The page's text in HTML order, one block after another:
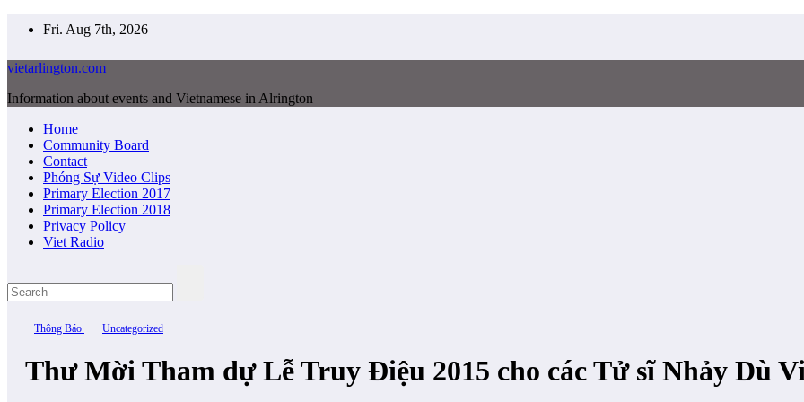
Fri. Aug 7th, 2026
vietarlington.com
Information about events and Vietnamese in Alrington
Home
Community Board
Contact
Phóng Sự Video Clips
Primary Election 2017
Primary Election 2018
Privacy Policy
Viet Radio
Thông Báo Uncategorized
Thư Mời Tham dự Lễ Truy Điệu 2015 cho các Tử sĩ Nhảy Dù